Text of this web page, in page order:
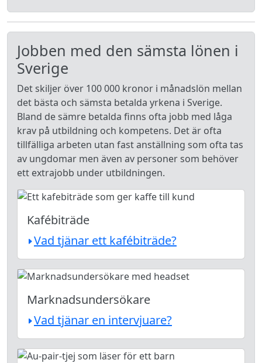
Jobben med den sämsta lönen i
Sverige
Det skiljer över 100 000 kronor i månadslön mellan
det bästa och sämsta betalda yrkena i Sverige.
Bland de sämre betalda finns ofta jobb med låga
krav på utbildning och kompetens. Det är ofta
tillfälliga arbeten utan fast anställning som ofta tas
av ungdomar men även av personer som behöver
ett extrajobb under utbildningen.
Kafébiträde
Vad tjänar ett kafébiträde?
Marknadsundersökare
Vad tjänar en intervjuare?